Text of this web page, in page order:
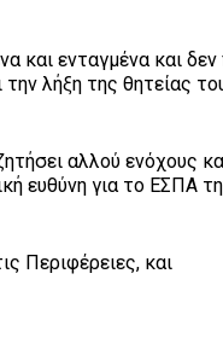
και ενταγμένα και
λήξη της θητείας
αλλού ενόχους
ευθύνη για το ΕΣΠΑ
Περιφέρειες, και